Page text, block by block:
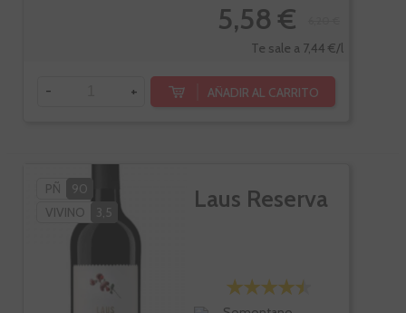
5,58 €
Te sale a 7,44 €/l
- + AÑADIR AL CARRITO
PÑ
90
VIVINO
3,5 Laus Reserva